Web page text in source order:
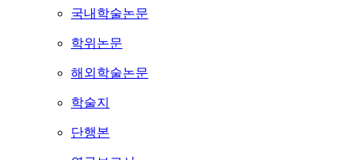
국내학술논문
학위논문
해외학술논문
학술지
단행본